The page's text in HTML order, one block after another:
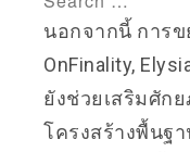
นอกจากนี้ การ
OnFinality,
ยังช่วยเสริมศัก
โครงสร้างพื้นฐ